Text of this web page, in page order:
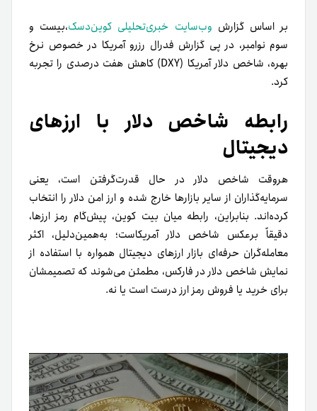
بر اساس گزارش وب‌سایت خبری‌تحلیلی کوین‌دسک،بیست و
سوم نوامبر، در پی گزارش فدرال رزرو آمریکا در خصوص نرخ
بهره، شاخص دلار آمریکا (DXY) کاهش هفت درصدی را تجربه
کرد.
رابطه شاخص دلار با ارزهای
دیجیتال
هروقت شاخص دلار در حال قدرت‌گرفتن است، یعنی
سرمایه‌گذاران از سایر بازارها خارج شده و ارز امن دلار را انتخاب
کرده‌اند. بنابراین، رابطه میان بیت کوین، پیش‌گام رمز ارزها،
دقیقاً برعکس شاخص دلار آمریکاست؛ به‌همین‌دلیل، اکثر
معامله‌گران حرفه‌ای بازار ارزهای دیجیتال همواره با استفاده از
نمایش شاخص دلار در فارکس، مطمئن می‌شوند که تصمیمشان
برای خرید یا فروش رمز ارز درست است یا نه.